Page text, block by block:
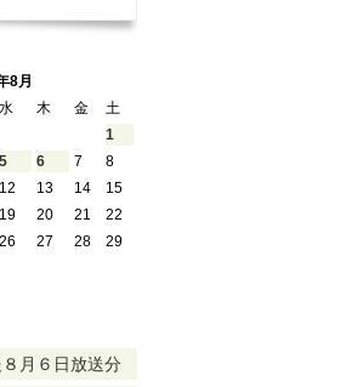
8月
水 木 金
土
1
5 6 7
8
12 13 14
15
19 20 21
22
26 27 28
29
月６日放送分